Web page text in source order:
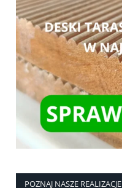
POZNAJ NASZE REALIZACJE